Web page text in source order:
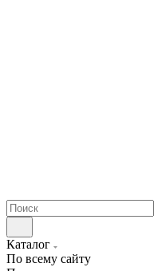
Каталог
По всему сайту